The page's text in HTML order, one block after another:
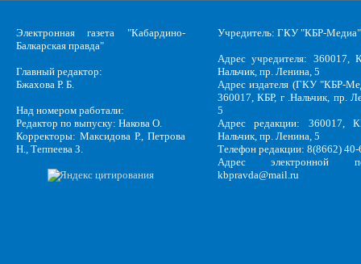
Электронная газета "Кабардино-
Балкарская правда"
Главный редактор:
Бжахова Р. Б.
Над номером работали:
Редактор по выпуску: Накова О.
Корректоры: Максидова Р., Петрова
Н., Теппеева З.
Учредитель: ГКУ "КБР-Медиа"
Адрес учредителя: 360017,
Нальчик, пр. Ленина, 5
Адрес издателя (ГКУ "КБР-
360017, КБР, г .Нальчик, пр.
5
Адрес редакции: 360017,
Нальчик, пр. Ленина, 5
Телефон редакции: 8(8662)
Адрес электронной
kbpravda@mail.ru